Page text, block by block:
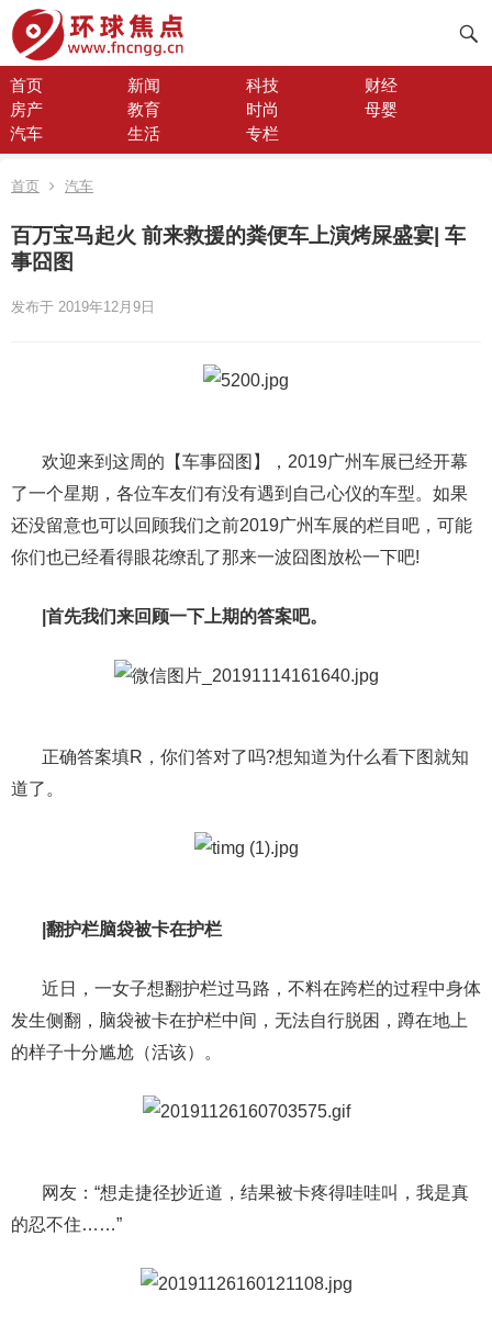
首页 新闻 科技
财经
房产
教育 时尚
母婴
汽车
生活 专栏
首页 汽车
百万宝马起火 前来救援的粪便车上演烤屎盛宴| 车
事囧图
发布于 2019年12月9日
欢迎来到这周的【车事囧图】，2019广州车展已经开幕
了一个星期，各位车友们有没有遇到自己心仪的车型。如果
还没留意也可以回顾我们之前2019广州车展的栏目吧，可能
你们也已经看得眼花缭乱了那来一波囧图放松一下吧!
|首先我们来回顾一下上期的答案吧。
正确答案填R，你们答对了吗?想知道为什么看下图就知
道了。
|翻护栏脑袋被卡在护栏
近日，一女子想翻护栏过马路，不料在跨栏的过程中身体
发生侧翻，脑袋被卡在护栏中间，无法自行脱困，蹲在地上
的样子十分尴尬（活该）。
网友：“想走捷径抄近道，结果被卡疼得哇哇叫，我是真
的忍不住……”